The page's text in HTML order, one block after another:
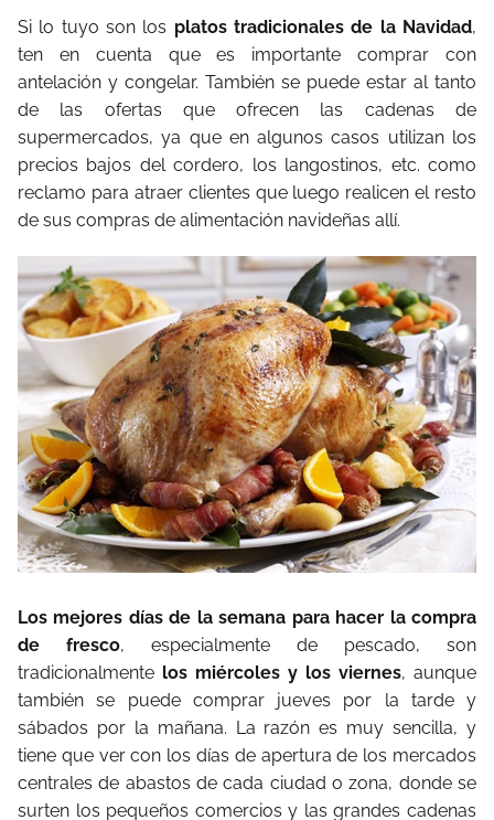
Si lo tuyo son los platos tradicionales de la Navidad,
ten en cuenta que es importante comprar con
antelación y congelar. También se puede estar al tanto
de las ofertas que ofrecen las cadenas de
supermercados, ya que en algunos casos utilizan los
precios bajos del cordero, los langostinos, etc. como
reclamo para atraer clientes que luego realicen el resto
de sus compras de alimentación navideñas allí.
Los mejores días de la semana para hacer la compra
de fresco, especialmente de pescado, son
tradicionalmente los miércoles y los viernes, aunque
también se puede comprar jueves por la tarde y
sábados por la mañana. La razón es muy sencilla, y
tiene que ver con los días de apertura de los mercados
centrales de abastos de cada ciudad o zona, donde se
surten los pequeños comercios y las grandes cadenas